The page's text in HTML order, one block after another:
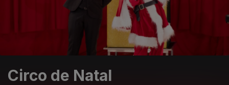
Circo de Natal